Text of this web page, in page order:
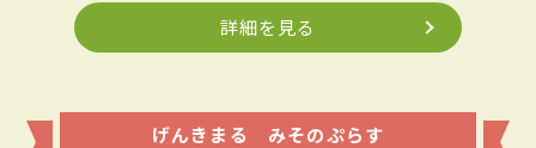
詳細を見る
げんきまる みそのぷらす